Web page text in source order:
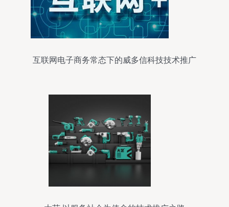
互联网电子商务常态下的威多信科技技术推广